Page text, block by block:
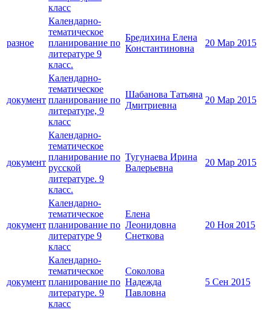
класс
разное
Календарно-
тематическое
планирование по
литературе 9
класс.
Бредихина Елена
Константиновна
20 Мар 2015
документ
Календарно-
тематическое
планирование по
литературе, 9
класс
Шабанова Татьяна
Дмитриевна
20 Мар 2015
документ
Календарно-
тематическое
планирование по
русской
литературе. 9
класс.
Тугунаева Ирина
Валерьевна
20 Мар 2015
документ
Календарно-
тематическое
планирование по
литературе 9
класс
Елена
Леонидовна
Снеткова
20 Ноя 2015
документ
Календарно-
тематическое
планирование по
литературе. 9
класс
Соколова
Надежда
Павловна
5 Сен 2015